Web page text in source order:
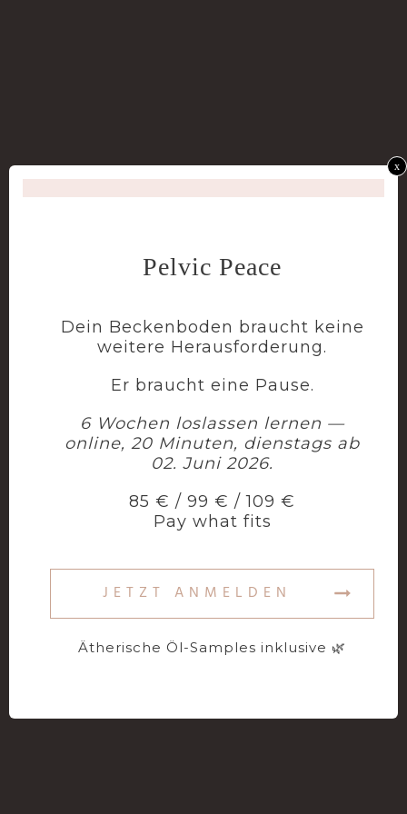
Pelvic Peace
Dein Beckenboden braucht keine
weitere Herausforderung.
Er braucht eine Pause.
6 Wochen loslassen lernen —
online, 20 Minuten, dienstags ab
02. Juni 2026.
85 € / 99 € / 109 €
Pay what fits
JETZT ANMELDEN
Ätherische Öl-Samples inklusive 🌿
x